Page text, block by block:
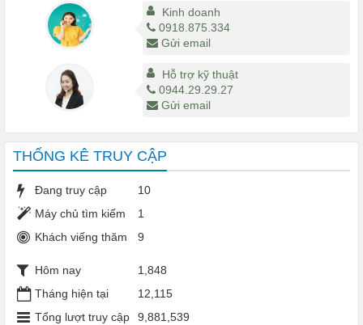
Kinh doanh
0918.875.334
Gửi email
Hỗ trợ kỹ thuật
0944.29.29.27
Gửi email
THỐNG KÊ TRUY CẬP
Đang truy cập
10
Máy chủ tìm kiếm
1
Khách viếng thăm
9
Hôm nay
1,848
Tháng hiện tại
12,115
Tổng lượt truy cập
9,881,539